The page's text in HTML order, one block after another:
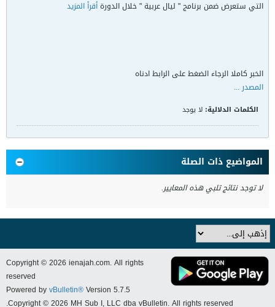
التي ستعرض ضمن برنامج " ليال عربية " خلال الدورةأقرأ المزيد
الخبر كاملا الرجاء الضغط على الرابط ادناه
المصدر ...
الكلمات الدلالية: لا يوجد
المواضيع ذات الصلة
لا توجد نتائج تلبي هذه المعايير.
Copyright © 2026 ienajah.com. All rights
reserved
Powered byvBulletin®Version 5.7.5
Copyright © 2026 MH Sub I, LLC dba vBulletin. All rights reserved.